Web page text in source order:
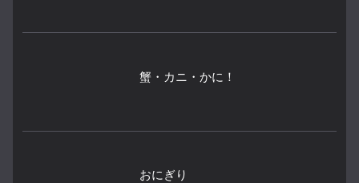
蟹・カニ・かに！
おにぎり